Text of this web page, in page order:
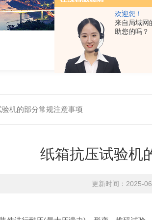
欢迎您！
来自局域网
助您的吗？
机的部分常规注意事项
纸箱抗压试验机
更新时间：2025-